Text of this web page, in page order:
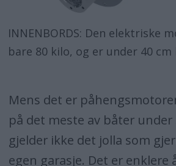
INNENBORDS: Den elektriske
bare 80 kilo, og er under 40 cm
Mens det er
på det meste av båter under
gjelder ikke det jolla som
egen garasje. Det er enklere